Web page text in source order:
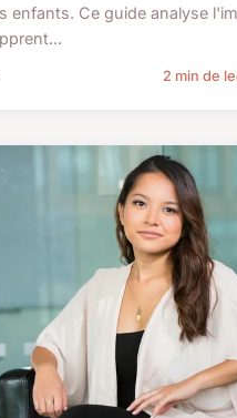
enfants. Ce guide analyse
2 min de